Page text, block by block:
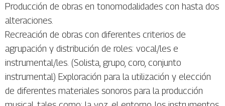
Producción de obras en tonomodalidades con hasta dos
alteraciones.
Recreación de obras con diferentes criterios de
agrupación y distribución de roles: vocal/les e
instrumental/les. (Solista, grupo, coro, conjunto
instrumental) Exploración para la utilización y elección
de diferentes materiales sonoros para la producción